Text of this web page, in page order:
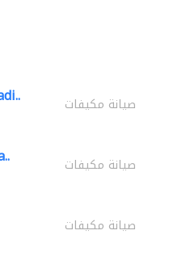
صيانة مكيفات
صيانة مكيفات
صيانة مكيفات